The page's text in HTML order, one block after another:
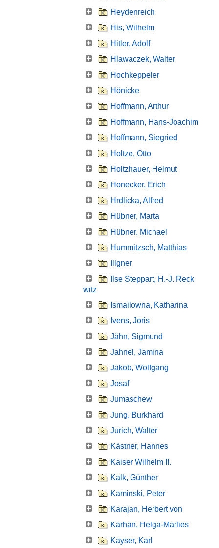
Heydenreich
His, Wilhelm
Hitler, Adolf
Hlawaczek, Walter
Hochkeppeler
Hönicke
Hoffmann, Arthur
Hoffmann, Hans-Joachim
Hoffmann, Siegried
Holtze, Otto
Holtzhauer, Helmut
Honecker, Erich
Hrdlicka, Alfred
Hübner, Marta
Hübner, Michael
Hummitzsch, Matthias
Illgner
Ilse Steppart, H.-J. Reck
witz
Ismailowna, Katharina
Ivens, Joris
Jähn, Sigmund
Jahnel, Jamina
Jakob, Wolfgang
Josaf
Jumaschew
Jung, Burkhard
Jurich, Walter
Kästner, Hannes
Kaiser Wilhelm II.
Kalk, Günther
Kaminski, Peter
Karajan, Herbert von
Karhan, Helga-Marlies
Kayser, Karl